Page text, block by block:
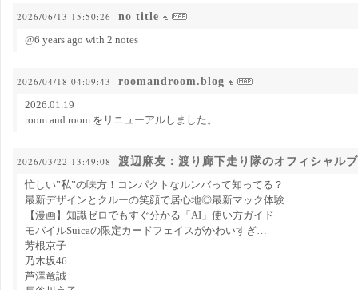
2026/06/13 15:50:26 no title
@6 years ago with 2 notes
2026/04/18 04:09:43 roomandroom.blog
2026.01.19
room and room.をリニューアルしました。
2026/03/22 13:49:08 渡辺麻友：渡り廊下走り隊のオフィシャル
忙しい”私”の味方！コンパクトなルンバって知ってる？
最新デザインとクルーの笑顔で居心地◎最新マック体験
【漫画】知識ゼロでもすぐ分かる「AI」使い方ガイド
モバイルSuicaの限定カードフェイスがかわいすぎ…
芳根京子
乃木坂46
芦澤竜誠